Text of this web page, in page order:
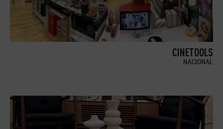
CINETOOLS
NACIONAL